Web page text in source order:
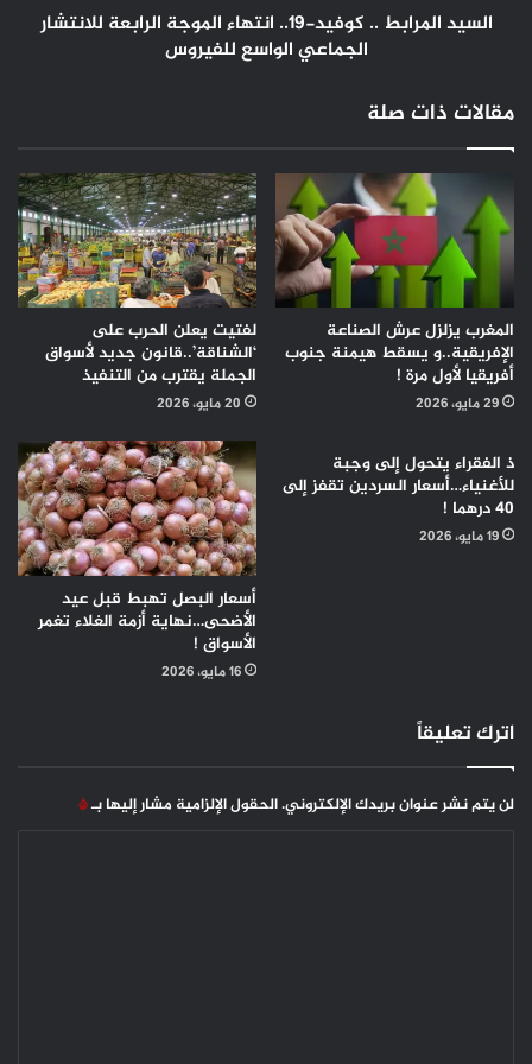
الواسع
السيد المرابط .. كوفيد-19.. انتهاء الموجة الرابعة للانتشار
الجماعي الواسع للفيروس
مقالات ذات صلة
المغرب يزلزل عرش الصناعة
الإفريقية..و يسقط هيمنة جنوب
أفريقيا لأول مرة !
29 مايو، 2026
لفتيت يعلن الحرب على
‘الشناقة’..قانون جديد لأسواق
الجملة يقترب من التنفيذ
20 مايو، 2026
ذ الفقراء يتحول إلى وجبة
للأغنياء…أسعار السردين تقفز إلى
40 درهما !
19 مايو، 2026
أسعار البصل تهبط قبل عيد
الأضحى…نهاية أزمة الغلاء تغمر
الأسواق !
16 مايو، 2026
اترك تعليقاً
لن يتم نشر عنوان بريدك الإلكتروني.الحقول الإلزامية مشار إليها بـ*